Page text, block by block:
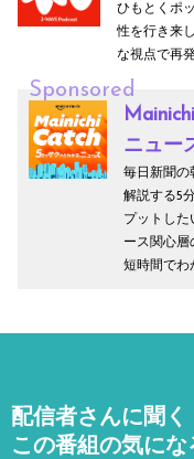
ひもとくポ
性を行き来
な視点で再
Sponsored
ニュー
毎日新聞の
解説する5
プットした
ース関心層
短時間でわ
配信者さんに聞く
この番組の気に